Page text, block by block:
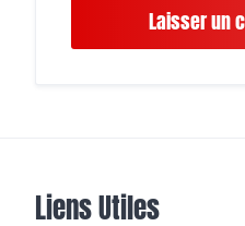
Liens Utiles